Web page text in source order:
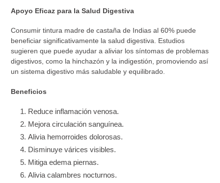
Apoyo Eficaz para la Salud Digestiva
Consumir tintura madre de castaña de Indias al 60% puede
beneficiar significativamente la salud digestiva. Estudios
sugieren que puede ayudar a aliviar los síntomas de problemas
digestivos, como la hinchazón y la indigestión, promoviendo así
un sistema digestivo más saludable y equilibrado.
Beneficios
Reduce inflamación venosa.
Mejora circulación sanguínea.
Alivia hemorroides dolorosas.
Disminuye várices visibles.
Mitiga edema piernas.
Alivia calambres nocturnos.